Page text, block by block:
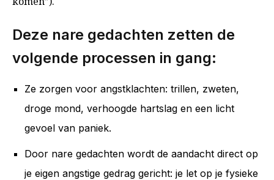
Deze nare gedachten zetten de
volgende processen in gang:
Ze zorgen voor angstklachten: trillen, zweten,
droge mond, verhoogde hartslag en een licht
gevoel van paniek.
Door nare gedachten wordt de aandacht direct op
je eigen angstige gedrag gericht: je let op je fysieke